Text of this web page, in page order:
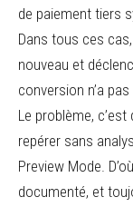
de paiement tiers
Dans tous ces
nouveau et
conversion n’a
Le problème,
repérer sans
Preview Mode.
documenté, et